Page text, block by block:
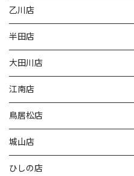
乙川店
半田店
大田川店
江南店
鳥居松店
城山店
ひしの店